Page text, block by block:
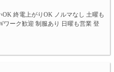
終電上がりOK ノルマなし 土曜も
ワーク歓迎 制服あり 日曜も営業 登